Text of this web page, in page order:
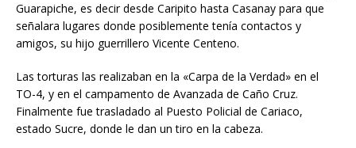
Guarapiche, es decir desde Caripito hasta Casanay para que
señalara lugares donde posiblemente tenía contactos y
amigos, su hijo guerrillero Vicente Centeno.
Las torturas las realizaban en la «Carpa de la Verdad» en el
TO-4, y en el campamento de Avanzada de Caño Cruz.
Finalmente fue trasladado al Puesto Policial de Cariaco,
estado Sucre, donde le dan un tiro en la cabeza.